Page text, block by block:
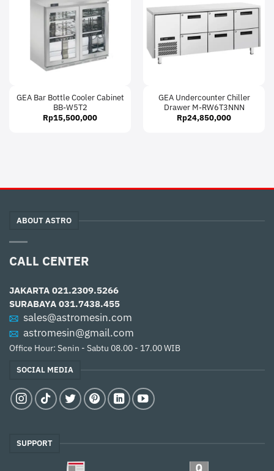
GEA Bar Bottle Cooler Cabinet
BB-W5T2
Rp15,500,000
GEA Undercounter Chiller
Drawer M-RW6T3NNN
Rp24,850,000
ABOUT ASTRO
CALL CENTER
JAKARTA 021.2309.5266
SURABAYA 031.7438.455
sales@astromesin.com
astromesin@gmail.com
Office Hour: Senin - Sabtu 08.00 - 17.00 WIB
SOCIAL MEDIA
SUPPORT